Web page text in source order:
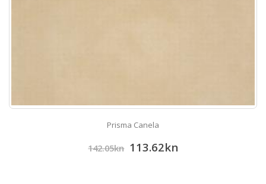
Prisma Canela
142.05kn 113.62kn